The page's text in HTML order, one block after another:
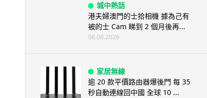
城中熱話
港夫婦澳門的士拾相機 據為己有
被的士 Cam 睇到 2 個月後再...
06.08.2026
家居無線
逾 20 款平價路由器爆後門 每 35
秒自動連線回中國 全球 10 ...